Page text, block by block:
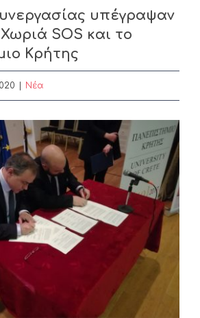
υπέγραψαν
SOS και το
Κρήτης
Nέα